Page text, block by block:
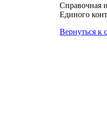
Справочная
Единого
Вернуться к